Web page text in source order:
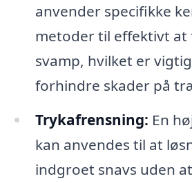
anvender specifikke
metoder til effektivt at
svamp, hvilket er
forhindre skader på
Trykafrensning: En
kan anvendes til at
indgroet snavs uden